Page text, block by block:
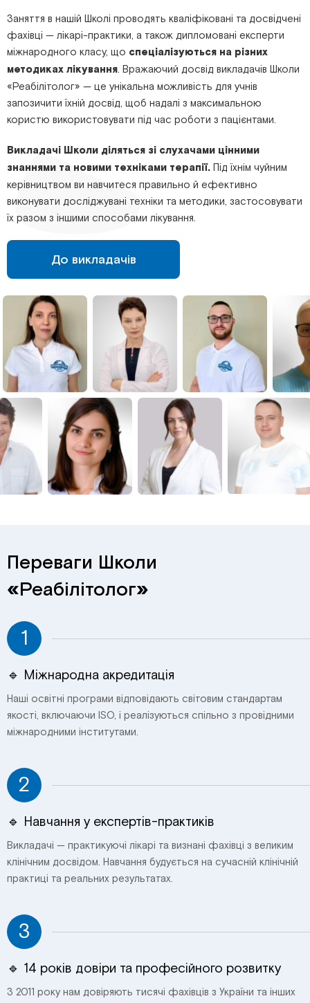
Заняття в нашій Школі проводять кваліфіковані та досвідчені
фахівці — лікарі-практики, а також дипломовані експерти
міжнародного класу, що спеціалізуються на різних
методиках лікування . Вражаючий досвід викладачів Школи
«Реабілітолог» — це унікальна можливість для учнів
запозичити їхній досвід, щоб надалі з максимальною
користю використовувати під час роботи з пацієнтами.
Викладачі Школи діляться зі слухачами цінними
знаннями та новими техніками терапії. Під їхнім чуйним
керівництвом ви навчитеся правильно й ефективно
виконувати досліджувані техніки та методики, застосовувати
їх разом з іншими способами лікування.
До викладачів
Переваги Школи
«Реабілітолог»
1
🔹 Міжнародна акредитація
Наші освітні програми відповідають світовим стандартам
якості, включаючи ISO, і реалізуються спільно з провідними
міжнародними інститутами.
2
🔹 Навчання у експертів-практиків
Викладачі — практикуючі лікарі та визнані фахівці з великим
клінічним досвідом. Навчання будується на сучасній клінічній
практиці та реальних результатах.
3
🔹 14 років довіри та професійного розвитку
З 2011 року нам довіряють тисячі фахівців з України та інших